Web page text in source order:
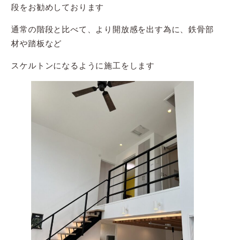
段をお勧めしております
通常の階段と比べて、より開放感を出す為に、鉄骨部
材や踏板など
スケルトンになるように施工をします